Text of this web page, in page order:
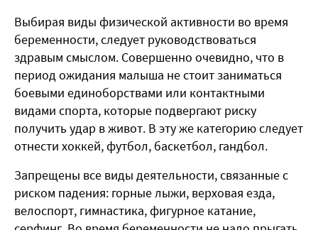
Выбирая виды физической активности во время
беременности, следует руководствоваться
здравым смыслом. Совершенно очевидно, что в
период ожидания малыша не стоит заниматься
боевыми единоборствами или контактными
видами спорта, которые подвергают риску
получить удар в живот. В эту же категорию следует
отнести хоккей, футбол, баскетбол, гандбол.
Запрещены все виды деятельности, связанные с
риском падения: горные лыжи, верховая езда,
велоспорт, гимнастика, фигурное катание,